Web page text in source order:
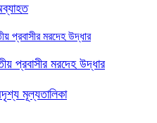
প্রবাসীর মরদেহ উদ্ধার
মূল্যতালিকা